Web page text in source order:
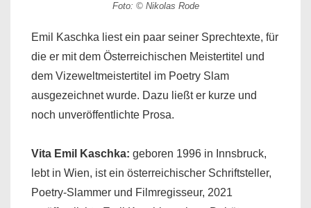
Foto: © Nikolas Rode
Emil Kaschka liest ein paar seiner Sprechtexte, für
die er mit dem Österreichischen Meistertitel und
dem Vizeweltmeistertitel im Poetry Slam
ausgezeichnet wurde. Dazu ließt er kurze und
noch unveröffentlichte Prosa.
Vita Emil Kaschka: geboren 1996 in Innsbruck,
lebt in Wien, ist ein österreichischer Schriftsteller,
Poetry-Slammer und Filmregisseur, 2021